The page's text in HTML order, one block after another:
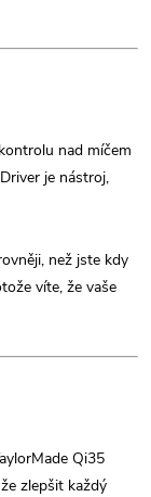
nad míčem
je nástroj,
než jste kdy
víte, že vaše
Qi35
zlepšit každý